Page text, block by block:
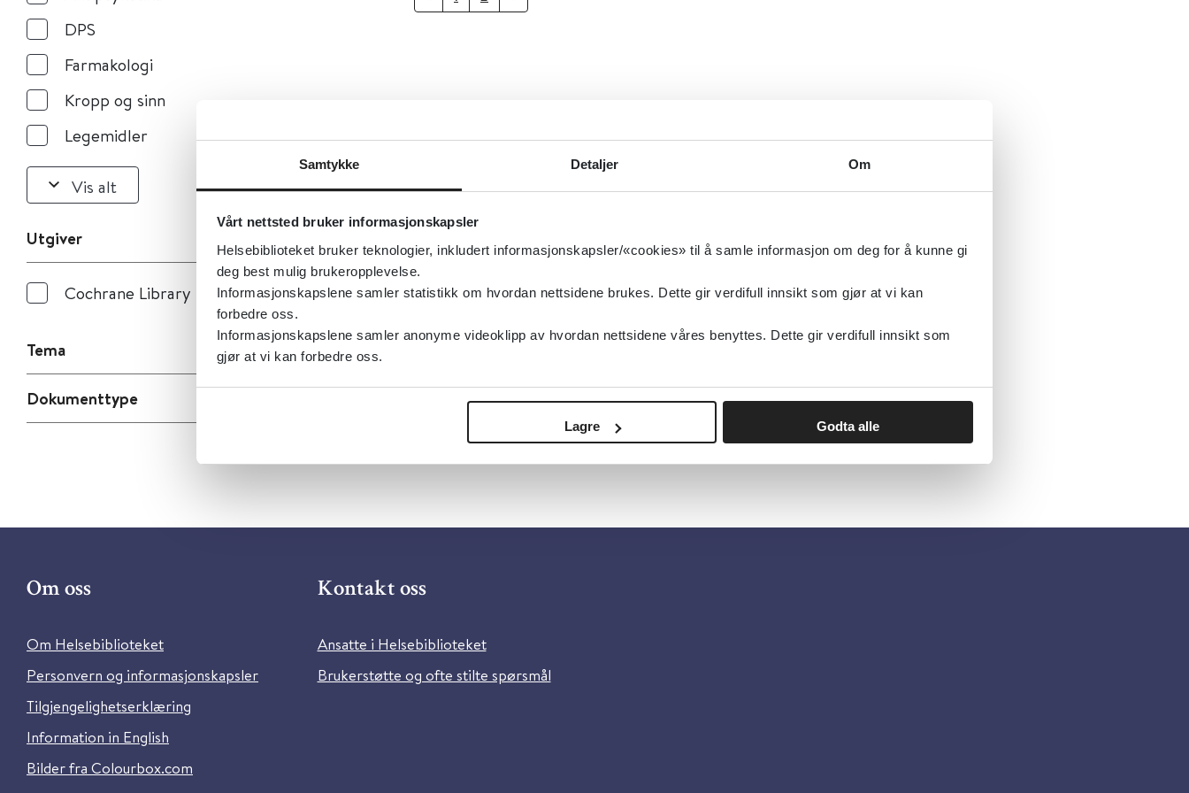
Samtykke Detaljer Om
Vårt nettsted bruker informasjonskapsler
Helsebiblioteket bruker teknologier, inkludert informasjonskapsler/«cookies» til å samle informasjon om deg for å kunne gi
deg best mulig brukeropplevelse.
Informasjonskapslene samler statistikk om hvordan nettsidene brukes. Dette gir verdifull innsikt som gjør at vi kan
forbedre oss.
Informasjonskapslene samler anonyme videoklipp av hvordan nettsidene våres benyttes. Dette gir verdifull innsikt som
gjør at vi kan forbedre oss.
Lagre Godta alle
DPS
Farmakologi
Kropp og sinn
Legemidler
Vis alt
Utgiver
Cochrane Library
Tema
Dokumenttype
Om oss
Om Helsebiblioteket
Personvern og informasjonskapsler
Tilgjengelighetserklæring
Information in English
Bilder fra Colourbox.com
Kontakt oss
Ansatte i Helsebiblioteket
Brukerstøtte og ofte stilte spørsmål